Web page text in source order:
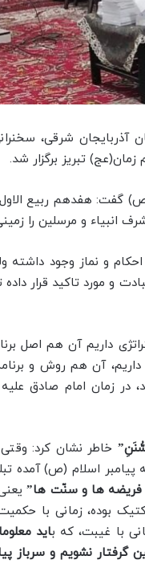
آذربایجان شرقی،
تبریز برگزار شد.
گفت: هفدهم ربیع
انبیاء و مرسلین را
و نماز وجود داشته
و مورد تاکید قرار داده
داریم آن هم اصل
آن هم روش و
در زمان امام صادق
خاطر نشان کرد:
پیامبر اسلام (ص) آمده
فریضه ها و سنّت ها”
بوده، زمانی با
با غیبت، که باید
گرفتار نشویم و سرباز